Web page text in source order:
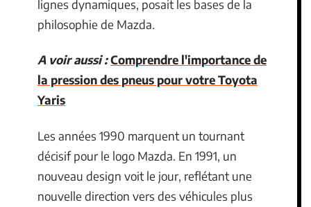
lignes dynamiques, posait les bases de la
philosophie de Mazda.
A voir aussi :Comprendre l'importance de
la pression des pneus pour votre Toyota
Yaris
Les années 1990 marquent un tournant
décisif pour le logo Mazda. En 1991, un
nouveau design voit le jour, reflétant une
nouvelle direction vers des véhicules plus